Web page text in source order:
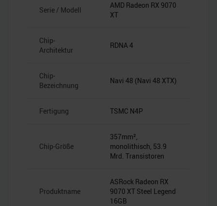
Serie / Modell
AMD Radeon RX 9070
XT
Chip-
Architektur
RDNA 4
Chip-
Bezeichnung
Navi 48 (Navi 48 XTX)
Fertigung TSMC N4P
Chip-Größe
357mm²,
monolithisch, 53.9
Mrd. Transistoren
Produktname
ASRock Radeon RX
9070 XT Steel Legend
16GB